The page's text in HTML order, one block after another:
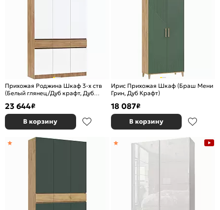
Прихожая Роджина Шкаф 3-х ств
(Белый глянец/Дуб крафт, Дуб
23 644₽
В корзину
Ирис Прихожая Шкаф (Браш Мени
Грин, Дуб Крафт)
18 087₽
В корзину